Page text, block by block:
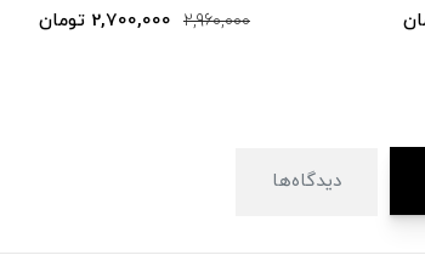
2,960,000 2,700,000 تومان
دیدگاه‌ها